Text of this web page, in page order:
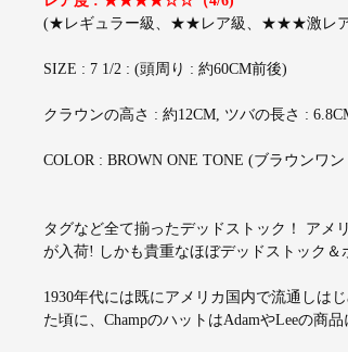
(★レギュラー級、★★レア級、★★★激
SIZE : 7 1/2 : (頭周り : 約60CM前後)
クラウンの高さ : 約12CM, ツバの長さ :
COLOR : BROWN ONE TONE (ブラウンワン
タグなど全て揃ったデッドストック！ アメ
が入荷! しかも貴重なほぼデッドストック＆
1930年代には既にアメリカ国内で流通しは
た頃に、ChampのハットはAdamやLeeの商